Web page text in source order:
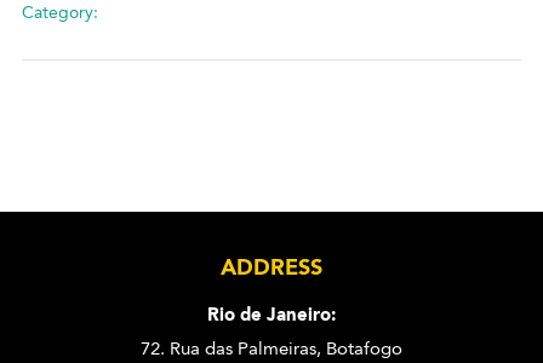
Category:
ADDRESS
Rio de Janeiro:
72. Rua das Palmeiras, Botafogo